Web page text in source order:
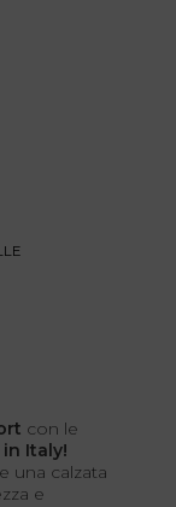
con le
in Italy!
una calzata
e